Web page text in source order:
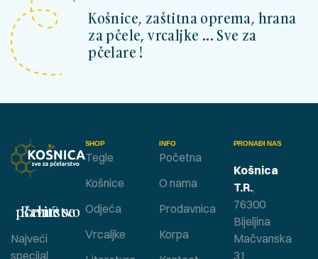
Košnice, zaštitna oprema, hrana
za pčele, vrcaljke ... Sve za
pčelare !
SHOP
Tegle
Košnice
Odjeća
Vrcaljke
INFO
Početna
O nama
Prodavnica
Korpa
Bavite se pčelarstvom ?
Najveći
specijal
PRONAĐI NAS
Košnica
T.R.,
76300
Bijeljina
Mačvanska
31,